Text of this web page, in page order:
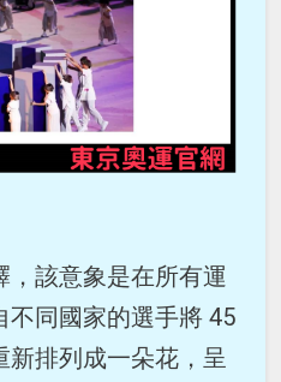
，該意象是在所有運
不同國家的選手將 45
新排列成一朵花，呈